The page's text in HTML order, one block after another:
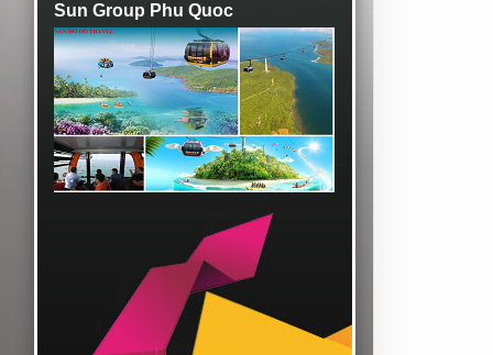
Sun Group Phu Quoc